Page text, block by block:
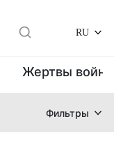
RU
Жертвы
Фильтры